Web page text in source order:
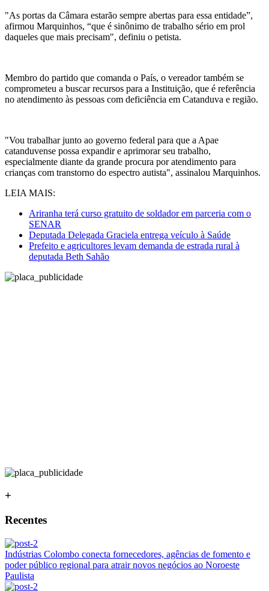
"As portas da Câmara estarão sempre abertas para essa entidade”,
afirmou Marquinhos, “que é sinônimo de trabalho sério em prol
daqueles que mais precisam", definiu o petista.
Membro do partido que comanda o País, o vereador também se
comprometeu a buscar recursos para a Instituição, que é referência
no atendimento às pessoas com deficiência em Catanduva e região.
"Vou trabalhar junto ao governo federal para que a Apae
catanduvense possa expandir e aprimorar seu trabalho,
especialmente diante da grande procura por atendimento para
crianças com transtorno do espectro autista", assinalou Marquinhos.
LEIA MAIS:
Ariranha terá curso gratuito de soldador em parceria com o
SENAR
Deputada Delegada Graciela entrega veículo à Saúde
Prefeito e agricultores levam demanda de estrada rural à
deputada Beth Sahão
+
Recentes
Indústrias Colombo conecta fornecedores, agências de fomento e
poder público regional para atrair novos negócios ao Noroeste
Paulista